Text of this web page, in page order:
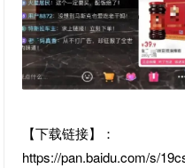
【下载链接】：
https://pan.baidu.com/s/